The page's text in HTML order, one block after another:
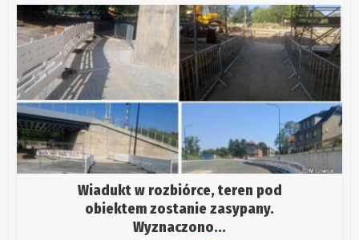
Wiadukt w rozbiórce, teren pod
obiektem zostanie zasypany.
Wyznaczono...